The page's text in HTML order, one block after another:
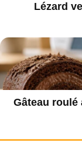
Lézard
Gâteau